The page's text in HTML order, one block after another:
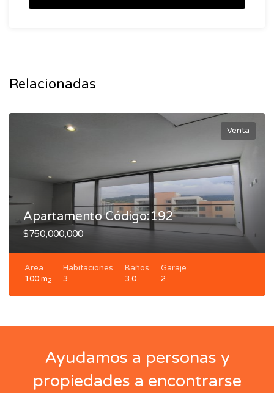
Relacionadas
Venta
Apartamento Código:192
$750,000,000
Area
100 m2
Habitaciones
3
Baños
3.0
Garaje
2
Ayudamos a personas y
propiedades a encontrarse